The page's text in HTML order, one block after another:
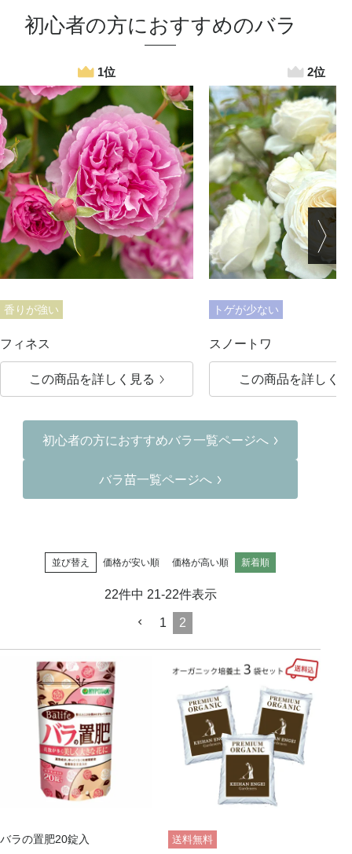
初心者の方におすすめのバラ
香りが強い
フィネス
この商品を詳しく見る
トゲが少ない
スノートワ
この商品を詳しく
初心者の方におすすめバラ一覧ページへ
バラ苗一覧ページへ
並び替え 価格が安い順 価格が高い順 新着順
22件中 21-22件表示
1 2
バラの置肥20錠入 送料無料